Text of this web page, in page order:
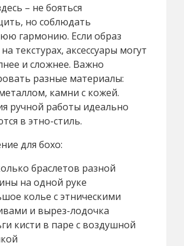
– не бояться
но соблюдать
гармонию. Если образ
текстурах, аксессуары могут
и сложнее. Важно
разные материалы:
камни с кожей.
ручной работы идеально
в этно-стиль.
для бохо:
браслетов разной
на одной руке
колье с этническими
и вырез-лодочка
кисти в паре с воздушной